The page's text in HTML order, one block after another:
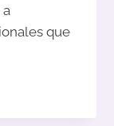
a
que